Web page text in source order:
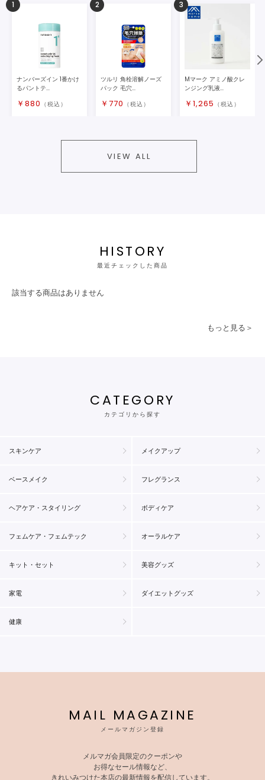
1
ナンバーズイン 1番かけ
るパントテ...
￥ 880 （税込）
2
ツルリ 角栓溶解ノーズ
パック 毛穴...
￥ 770 （税込）
3
Mマーク アミノ酸クレ
ンジング乳液...
￥ 1,265 （税込）
VIEW ALL
HISTORY
最近チェックした商品
該当する商品はありません
もっと見る＞
CATEGORY
カテゴリから探す
スキンケア メイクアップ
ベースメイク フレグランス
ヘアケア・スタイリング ボディケア
フェムケア・フェムテック オーラルケア
キット・セット 美容グッズ
家電 ダイエットグッズ
健康
MAIL MAGAZINE
メールマガジン登録
メルマガ会員限定のクーポンや
お得なセール情報など、
きれいみつけた本店の最新情報を配信しています。